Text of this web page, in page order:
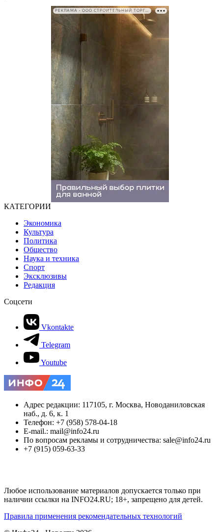
РЕКЛАМА • ООО СТРОИТЕЛЬНЫЙ ТОРГОВЫЙ ДОМ «ПЕТРОВИЧ». ИНН: 7802348846
КАТЕГОРИИ
Экономика
Культура
Политика
Общество
Наука и техника
Спорт
Эксклюзивы
Редакция
Соцсети
Vkontakte
Telegram
Youtube
Адрес редакции: 117105, г. Москва, Новоданиловская
наб., д. 6, к. 1
Телефон: +7 (958) 578-04-18
E-mail.: mail@info24.ru
По вопросам рекламы и сотрудничества: sale@info24.ru
+7 (915) 059-63-33
Любое использование материалов допускается только при
наличии ссылки на INFO24.RU; 18+, запрещено для детей.
Правила применения рекомендательных технологий